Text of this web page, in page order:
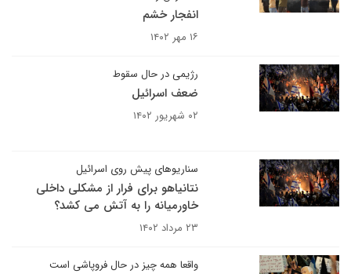
انفجار خشم
۱۶ مهر ۱۴۰۲
رژیمی در حال سقوط
ضعف اسرائیل
۰۲ شهریور ۱۴۰۲
سناریوهای پیش روی اسرائیل
نتانیاهو برای فرار از مشکلی داخلی
خاورمیانه را به آتش می کشد؟
۲۳ مرداد ۱۴۰۲
واقعا همه چیز در حال فروپاشی است